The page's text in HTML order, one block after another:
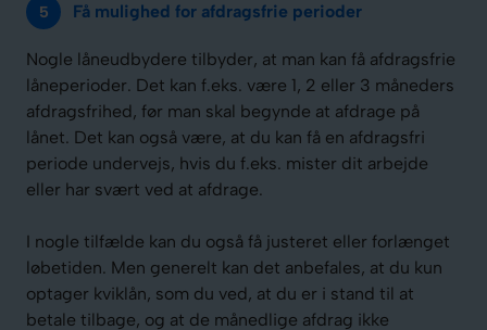
Få mulighed for afdragsfrie perioder
Nogle låneudbydere tilbyder, at man kan få afdragsfrie
låneperioder. Det kan f.eks. være 1, 2 eller 3 måneders
afdragsfrihed, før man skal begynde at afdrage på
lånet. Det kan også være, at du kan få en afdragsfri
periode undervejs, hvis du f.eks. mister dit arbejde
eller har svært ved at afdrage.
I nogle tilfælde kan du også få justeret eller forlænget
løbetiden. Men generelt kan det anbefales, at du kun
optager kviklån, som du ved, at du er i stand til at
betale tilbage, og at de månedlige afdrag ikke